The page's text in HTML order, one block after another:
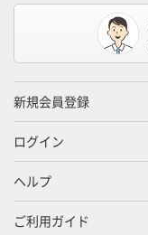
新規会員登録
ログイン
ヘルプ
ご利用ガイド